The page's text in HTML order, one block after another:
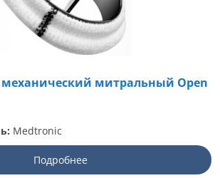
механический митральный Open
Medtronic
Подробнее